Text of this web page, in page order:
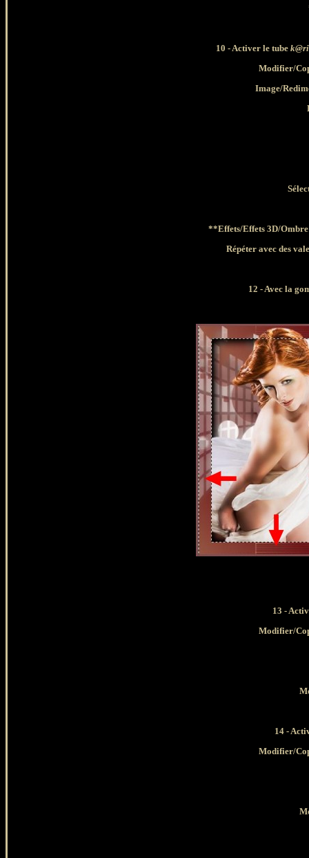
10 - Activer le tube
Modifier/
Image/
**Effets/Effets 3D/
Répéter avec des
12 - Avec la
13 -
Modifier/
14 -
Modifier/